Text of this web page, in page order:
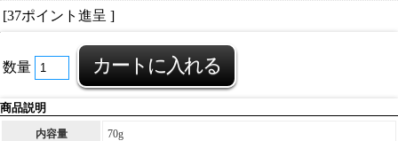
[37ポイント進呈 ]
数量
商品説明
内容量 70g